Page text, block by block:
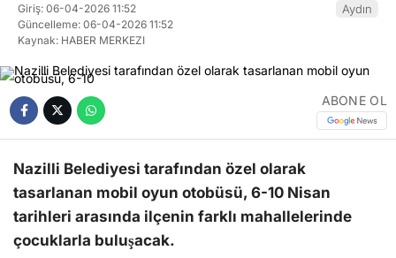
Giriş: 06-04-2026 11:52
Güncelleme: 06-04-2026 11:52
Kaynak: HABER MERKEZI
Aydın
ABONE OL
Nazilli Belediyesi tarafından özel olarak
tasarlanan mobil oyun otobüsü, 6-10 Nisan
tarihleri arasında ilçenin farklı mahallelerinde
çocuklarla buluşacak.